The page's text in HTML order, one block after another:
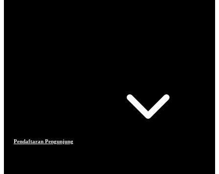
Pendaftaran Pengunjung